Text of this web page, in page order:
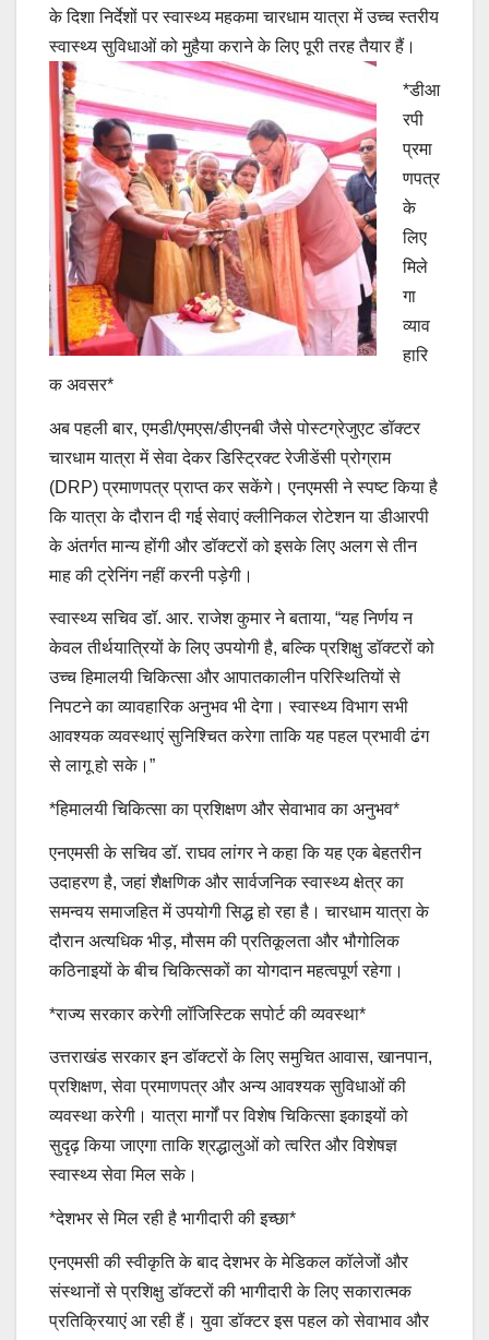
के दिशा निर्देशों पर स्वास्थ्य महकमा चारधाम यात्रा में उच्च स्तरीय
स्वास्थ्य सुविधाओं को मुहैया कराने के लिए पूरी तरह तैयार हैं।
*डीआ
रपी
प्रमा
णपत्र
के
लिए
मिले
गा
व्याव
हारि
क अवसर*
अब पहली बार, एमडी/एमएस/डीएनबी जैसे पोस्टग्रेजुएट डॉक्टर
चारधाम यात्रा में सेवा देकर डिस्ट्रिक्ट रेजीडेंसी प्रोग्राम
(DRP) प्रमाणपत्र प्राप्त कर सकेंगे। एनएमसी ने स्पष्ट किया है
कि यात्रा के दौरान दी गई सेवाएं क्लीनिकल रोटेशन या डीआरपी
के अंतर्गत मान्य होंगी और डॉक्टरों को इसके लिए अलग से तीन
माह की ट्रेनिंग नहीं करनी पड़ेगी।
स्वास्थ्य सचिव डॉ. आर. राजेश कुमार ने बताया, “यह निर्णय न
केवल तीर्थयात्रियों के लिए उपयोगी है, बल्कि प्रशिक्षु डॉक्टरों को
उच्च हिमालयी चिकित्सा और आपातकालीन परिस्थितियों से
निपटने का व्यावहारिक अनुभव भी देगा। स्वास्थ्य विभाग सभी
आवश्यक व्यवस्थाएं सुनिश्चित करेगा ताकि यह पहल प्रभावी ढंग
से लागू हो सके।”
*हिमालयी चिकित्सा का प्रशिक्षण और सेवाभाव का अनुभव*
एनएमसी के सचिव डॉ. राघव लांगर ने कहा कि यह एक बेहतरीन
उदाहरण है, जहां शैक्षणिक और सार्वजनिक स्वास्थ्य क्षेत्र का
समन्वय समाजहित में उपयोगी सिद्ध हो रहा है। चारधाम यात्रा के
दौरान अत्यधिक भीड़, मौसम की प्रतिकूलता और भौगोलिक
कठिनाइयों के बीच चिकित्सकों का योगदान महत्वपूर्ण रहेगा।
*राज्य सरकार करेगी लॉजिस्टिक सपोर्ट की व्यवस्था*
उत्तराखंड सरकार इन डॉक्टरों के लिए समुचित आवास, खानपान,
प्रशिक्षण, सेवा प्रमाणपत्र और अन्य आवश्यक सुविधाओं की
व्यवस्था करेगी। यात्रा मार्गों पर विशेष चिकित्सा इकाइयों को
सुदृढ़ किया जाएगा ताकि श्रद्धालुओं को त्वरित और विशेषज्ञ
स्वास्थ्य सेवा मिल सके।
*देशभर से मिल रही है भागीदारी की इच्छा*
एनएमसी की स्वीकृति के बाद देशभर के मेडिकल कॉलेजों और
संस्थानों से प्रशिक्षु डॉक्टरों की भागीदारी के लिए सकारात्मक
प्रतिक्रियाएं आ रही हैं। युवा डॉक्टर इस पहल को सेवाभाव और